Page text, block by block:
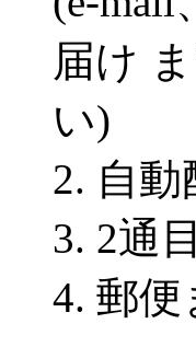
届け
い)
2. 自
3. 2通
4. 郵